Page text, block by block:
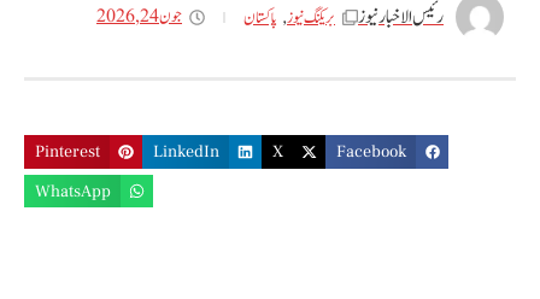
رئیس الاخبار نیوز بریکنگ نیوز, پاکستان جون 24, 2026
Facebook
X
LinkedIn
Pinterest
WhatsApp